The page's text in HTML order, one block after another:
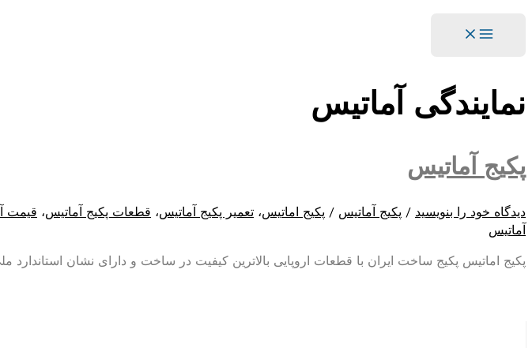
Main
نمایندگی آماتیس
پکیج آماتیس
دیدگاه‌ خود را بنویسید / پکیج آماتیس / پکیج اماتیس، تعمیر پکیج آماتیس، قطعات پکیج آماتیس، قیمت
آماتیس
پکیج اماتیس پکیج ساخت ایران با قطعات اروپایی بالاترین کیفیت در ساخت و دارای نشان استاندارد